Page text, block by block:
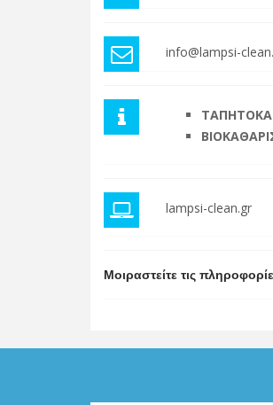
info@lampsi-
lampsi-clean.gr
Μοιραστείτε τις